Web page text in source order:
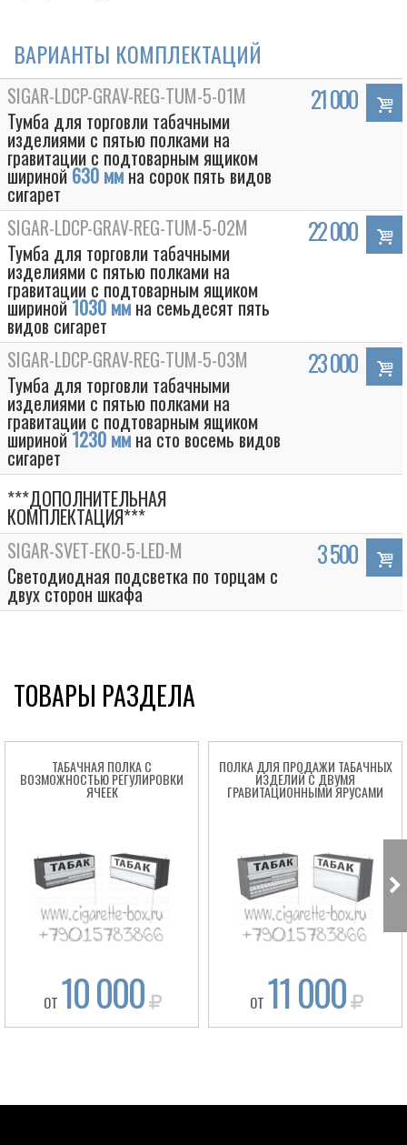
Box
ВАРИАНТЫ КОМПЛЕКТАЦИЙ
SIGAR-LDCP-GRAV-REG-TUM-5-01M
Тумба для торговли табачными
изделиями с пятью полками на
гравитации с подтоварным ящиком
шириной630 ммна сорок пять видов
сигарет
21 000
SIGAR-LDCP-GRAV-REG-TUM-5-02M
Тумба для торговли табачными
изделиями с пятью полками на
гравитации с подтоварным ящиком
шириной1030 мм на семьдесят пять
видов сигарет
22 000
SIGAR-LDCP-GRAV-REG-TUM-5-03M
Тумба для торговли табачными
изделиями с пятью полками на
гравитации с подтоварным ящиком
шириной1230 мм на сто восемь видов
сигарет
23 000
***ДОПОЛНИТЕЛЬНАЯ
КОМПЛЕКТАЦИЯ***
SIGAR-SVET-EKO-5-LED-M
Светодиодная подсветка по торцам с
двух сторон шкафа
3 500
ТОВАРЫ РАЗДЕЛА
ТАБАЧНАЯ ПОЛКА С
ВОЗМОЖНОСТЬЮ РЕГУЛИРОВКИ
ЯЧЕЕК
ОТ 10 000
ПОЛКА ДЛЯ ПРОДАЖИ ТАБАЧНЫХ
ИЗДЕЛИЙ С ДВУМЯ
ГРАВИТАЦИОННЫМИ ЯРУСАМИ
ОТ 11 000